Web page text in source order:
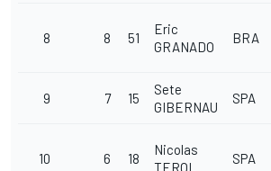
8 8 51
Eric
GRANADO
BRA
9 7 15
Sete
GIBERNAU
SPA
10 6 18
Nicolas
TEROL
SPA